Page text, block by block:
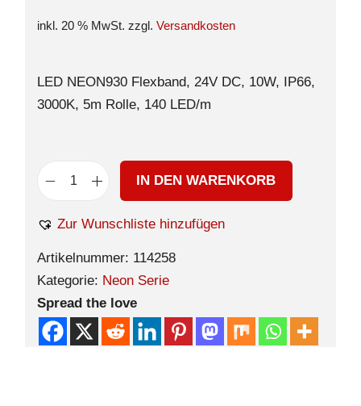
inkl. 20 % MwSt. zzgl. Versandkosten
LED NEON930 Flexband, 24V DC, 10W, IP66,
3000K, 5m Rolle, 140 LED/m
IN DEN WARENKORB
Zur Wunschliste hinzufügen
Artikelnummer: 114258
Kategorie: Neon Serie
Spread the love